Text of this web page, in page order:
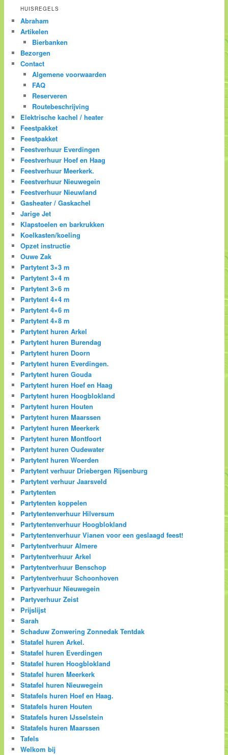
HUISREGELS
Abraham
Artikelen
Bierbanken
Bezorgen
Contact
Algemene voorwaarden
FAQ
Reserveren
Routebeschrijving
Elektrische kachel / heater
Feestpakket
Feestpakket
Feestverhuur Everdingen
Feestverhuur Hoef en Haag
Feestverhuur Meerkerk.
Feestverhuur Nieuwegein
Feestverhuur Nieuwland
Gasheater / Gaskachel
Jarige Jet
Klapstoelen en barkrukken
Koelkasten/koeling
Opzet instructie
Ouwe Zak
Partytent 3×3 m
Partytent 3×4 m
Partytent 3×6 m
Partytent 4×4 m
Partytent 4×6 m
Partytent 4×8 m
Partytent huren Arkel
Partytent huren Burendag
Partytent huren Doorn
Partytent huren Everdingen.
Partytent huren Gouda
Partytent huren Hoef en Haag
Partytent huren Hoogblokland
Partytent huren Houten
Partytent huren Maarssen
Partytent huren Meerkerk
Partytent huren Montfoort
Partytent huren Oudewater
Partytent huren Woerden
Partytent verhuur Driebergen Rijsenburg
Partytent verhuur Jaarsveld
Partytenten
Partytenten koppelen
Partytentenverhuur Hilversum
Partytentenverhuur Hoogblokland
Partytentenverhuur Vianen voor een geslaagd feest!
Partytentverhuur Almere
Partytentverhuur Arkel
Partytentverhuur Benschop
Partytentverhuur Schoonhoven
Partyverhuur Nieuwegein
Partyverhuur Zeist
Prijslijst
Sarah
Schaduw Zonwering Zonnedak Tentdak
Statafel huren Arkel.
Statafel huren Everdingen
Statafel huren Hoogblokland
Statafel huren Meerkerk
Statafel huren Nieuwegein
Statafels huren Hoef en Haag.
Statafels huren Houten
Statafels huren IJsselstein
Statafels huren Maarssen
Tafels
Welkom bij